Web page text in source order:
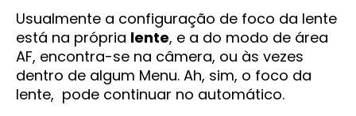
Usualmente a configuração de foco da lente
está na própria lente, e a do modo de área
AF, encontra-se na câmera, ou às vezes
dentro de algum Menu. Ah, sim, o foco da
lente, pode continuar no automático.